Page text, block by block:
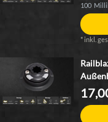
100
* inkl.